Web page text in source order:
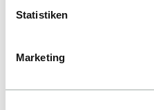
Statistiken
Marketing